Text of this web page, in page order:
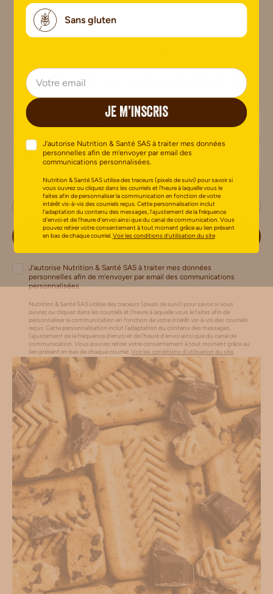
Retrouvez tous nos conseils, recettes, promotions et
Quels sont vos centres d'intérêt ?
Sans gluten
JE M’INSCRIS
J’autorise Nutrition & Santé SAS à traiter mes données
personnelles afin de m’envoyer par email des communications
personnalisées.
Nutrition & Santé SAS utilise des traceurs (pixels de suivi) pour savoir si vous
ouvrez ou cliquez dans les courriels et l’heure à laquelle vous le faites afin de
personnaliser la communication en fonction de votre intérêt vis-à-vis des courriels
reçus. Cette personnalisation inclut l’adaptation du contenu des messages,
l'ajustement de la fréquence d’envoi et de l’heure d’envoi ainsi que du canal de
communication. Vous pouvez retirer votre consentement à tout moment grâce au
lien présent en bas de chaque courriel.Voir les conditions d'utilisation du site
Sans gluten
JE M’INSCRIS
J’autorise Nutrition & Santé SAS à traiter mes données
personnelles afin de m’envoyer par email des
communications personnalisées.
Nutrition & Santé SAS utilise des traceurs (pixels de suivi) pour savoir si
vous ouvrez ou cliquez dans les courriels et l’heure à laquelle vous le
faites afin de personnaliser la communication en fonction de votre
intérêt vis-à-vis des courriels reçus. Cette personnalisation inclut
l’adaptation du contenu des messages, l’ajustement de la fréquence
d’envoi et de l’heure d’envoi ainsi que du canal de communication. Vous
pouvez retirer votre consentement à tout moment grâce au lien présent
en bas de chaque courriel.Voir les conditions d’utilisation du site